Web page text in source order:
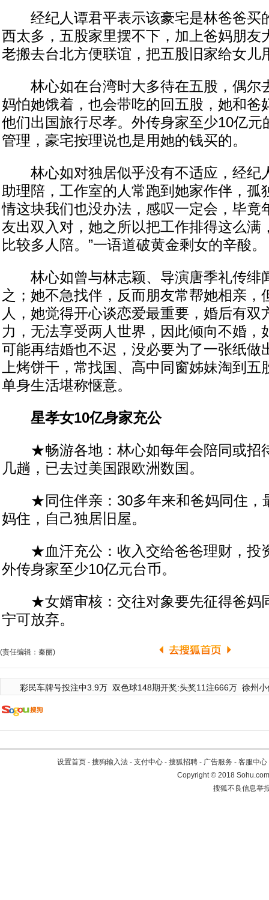
经纪人谭君平表示该豪宅是林爸爸买
西太多，五股家里摆不下，加上爸妈朋友
老搬去台北方便联谊，把五股旧家给女儿
林心如在台湾时大多待在五股，偶尔
妈怕她饿着，也会带吃的回五股，她和爸
他们出国旅行尽孝。外传身家至少10亿元
管理，豪宅按理说也是用她的钱买的。
林心如对独居似乎没有不适应，经纪
助理陪，工作室的人常跑到她家作伴，孤
情这块我们也没办法，感叹一定会，毕竟
友出双入对，她之所以把工作排得这么满
比较多人陪。”一语道破黄金剩女的辛酸。
林心如曾与林志颖、导演唐季礼传绯
之；她不急找伴，反而朋友常帮她相亲，
人，她觉得开心谈恋爱最重要，婚后有双
力，无法享受两人世界，因此倾向不婚，
可能再结婚也不迟，没必要为了一张纸做
上烤饼干，常找国、高中同窗姊妹淘到五
单身生活堪称惬意。
星孝女10亿身家充公
★畅游各地：林心如每年会陪同或招
几趟，已去过美国跟欧洲数国。
★同住伴亲：30多年来和爸妈同住，
妈住，自己独居旧屋。
★血汗充公：收入交给爸爸理财，投
外传身家至少10亿元台币。
★女婿审核：交往对象要先征得爸妈
宁可放弃。
(责任编辑：秦丽)
彩民车牌号投注中3.9万 双色球148期开奖:头奖11注666万 徐州
设置首页 - 搜狗输入法 - 支付中心 - 搜狐招聘 - 广告服务 - 客服中心
Copyright©2018
搜狐不良信息举